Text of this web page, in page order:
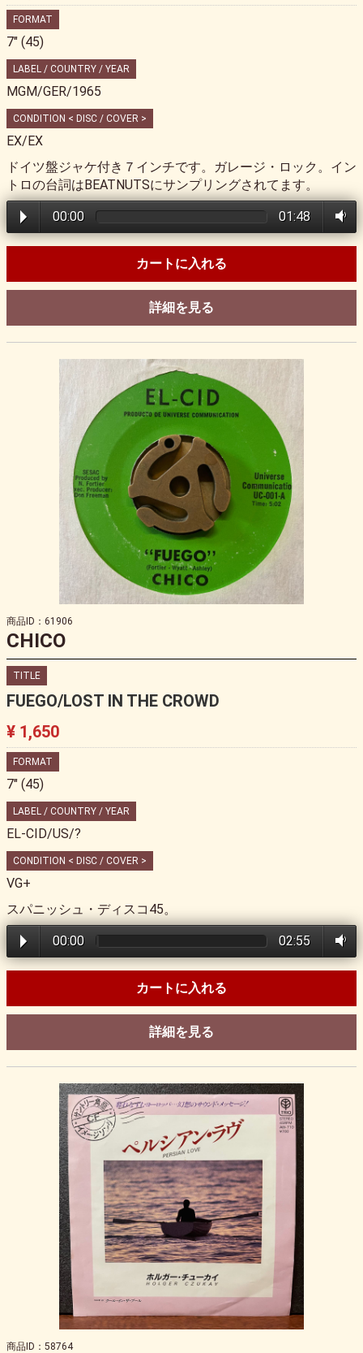
FORMAT
7" (45)
LABEL / COUNTRY / YEAR
MGM/GER/1965
CONDITION < DISC / COVER >
EX/EX
ドイツ盤ジャケ付き７インチです。ガレージ・ロック。イン
トロの台詞はBEATNUTSにサンプリングされてます。
00:00 01:48
カートに入れる
詳細を見る
商品ID：61906
CHICO
TITLE
FUEGO/LOST IN THE CROWD
¥ 1,650
FORMAT
7" (45)
LABEL / COUNTRY / YEAR
EL-CID/US/?
CONDITION < DISC / COVER >
VG+
スパニッシュ・ディスコ45。
00:00 02:55
カートに入れる
詳細を見る
商品ID：58764